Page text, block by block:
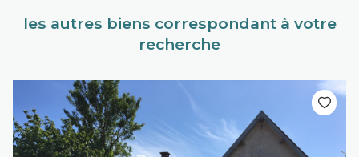
les autres biens correspondant à votre
recherche